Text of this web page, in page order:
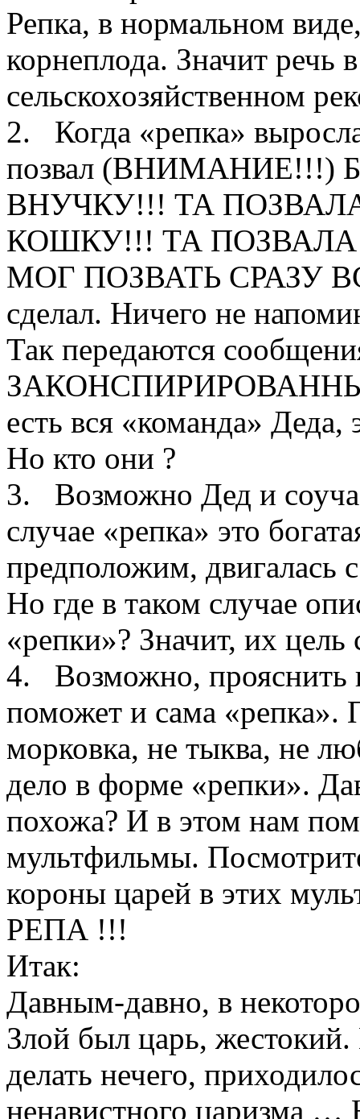
Репка, в нормальном
корнеплода. Значит речь
сельскохозяйственном
2. Когда «репка»
позвал (ВНИМАНИЕ!!!)
ВНУЧКУ!!! ТА
КОШКУ!!! ТА ПОЗВАЛА
МОГ ПОЗВАТЬ СРАЗУ
сделал. Ничего не
Так передаются
есть вся «команда» Деда,
Но кто они ?
3. Возможно Дед и
случае «репка» это
предположим, двигалась
Но где в таком случае
«репки»? Значит, их
4. Возможно, прояснить
поможет и сама «репка».
морковка, не тыква, не
дело в форме «репки».
похожа? И в этом нам
мультфильмы.
короны царей в этих
РЕПА !!!
Итак:
Давным-давно, в
Злой был царь,
делать нечего,
ненавистного царизма …